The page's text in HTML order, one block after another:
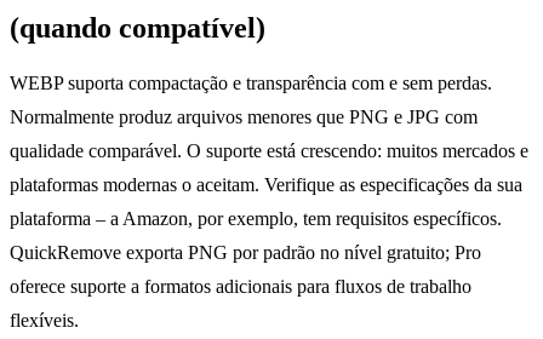
(quando compatível)
WEBP suporta compactação e transparência com e sem perdas.
Normalmente produz arquivos menores que PNG e JPG com
qualidade comparável. O suporte está crescendo: muitos mercados e
plataformas modernas o aceitam. Verifique as especificações da sua
plataforma – a Amazon, por exemplo, tem requisitos específicos.
QuickRemove exporta PNG por padrão no nível gratuito; Pro
oferece suporte a formatos adicionais para fluxos de trabalho
flexíveis.